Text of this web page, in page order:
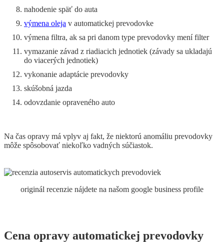
nahodenie späť do auta
výmena oleja v automatickej prevodovke
výmena filtra, ak sa pri danom type prevodovky mení filter
vymazanie závad z riadiacich jednotiek (závady sa ukladajú
do viacerých jednotiek)
vykonanie adaptácie prevodovky
skúšobná jazda
odovzdanie opraveného auto
Na čas opravy má vplyv aj fakt, že niektorú anomáliu prevodovky
môže spôsobovať niekoľko vadných súčiastok.
originál recenzie nájdete na našom google business profile
Cena opravy automatickej prevodovky